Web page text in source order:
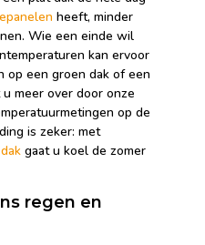
heeft, minder
Wie een einde wil
kan ervoor
op een groen dak of een
meer over door onze
op de
is zeker: met
gaat u koel de zomer
regen en